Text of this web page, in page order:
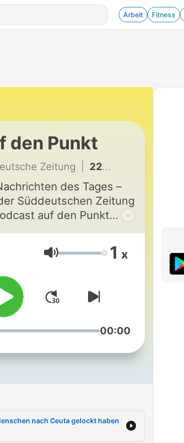
Arbeit Fitness
den Punkt
Zeitung 2288 - Wie Gerüchte auf Social Media Menschen nach Ceuta gelockt haben
des Tages –
Süddeutschen Zeitung
auf den Punkt
mit aktuellen
Interviews und
und immer aktuell:
Tag um 17 Uhr und
um 7 Uhr.
Lautstärke 1 x
00:00
nach Ceuta gelockt haben